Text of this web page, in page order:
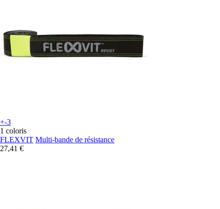
+-3
1 coloris
FLEXVIT Multi-bande de résistance
27,41 €